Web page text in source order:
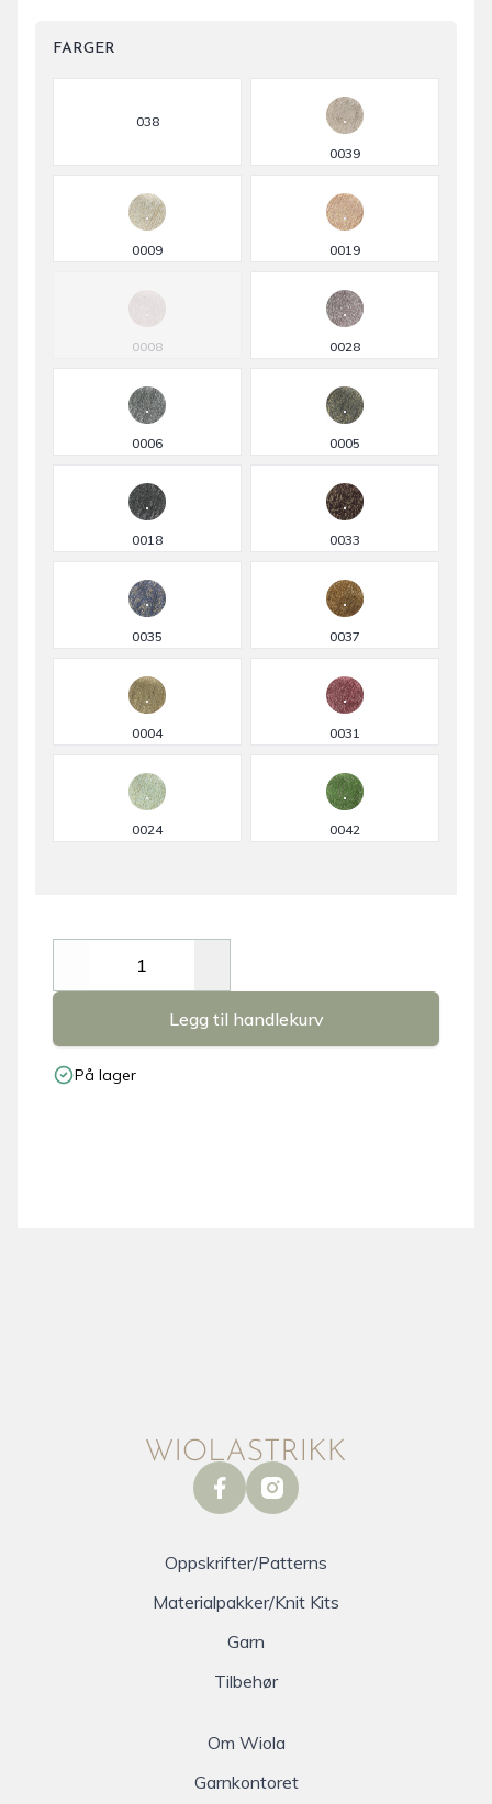
FARGER
Velg en FARGER
038
0039
0009 0019
0008 0028
0006 0005
0018 0033
0035 0037
0004 0031
0024 0042
Decrease
Legg til handlekurv
På lager
facebookinstagram
Oppskrifter/Patterns
Materialpakker/Knit Kits
Garn
Tilbehør
Om Wiola
Garnkontoret